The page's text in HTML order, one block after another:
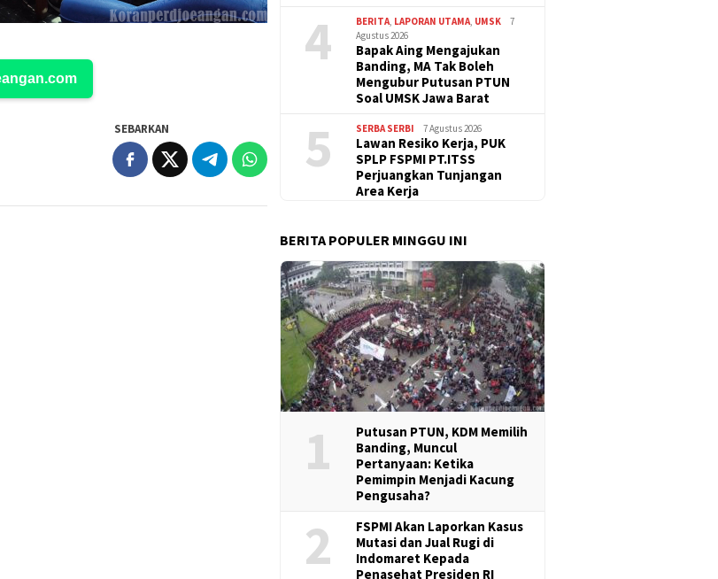
SEBARKAN
4 BERITA LAPORAN UTAMA UMSK
7
Agustus 2026
Bapak Aing Mengajukan
Banding, MA Tak Boleh
Mengubur Putusan PTUN
Soal UMSK Jawa Barat
5 SERBA SERBI 7 Agustus 2026
Lawan Resiko Kerja, PUK
SPLP FSPMI PT.ITSS
Perjuangkan Tunjangan
Area Kerja
BERITA POPULER MINGGU INI
1
Putusan PTUN, KDM Memilih
Banding, Muncul
Pertanyaan: Ketika
Pemimpin Menjadi Kacung
Pengusaha?
2
FSPMI Akan Laporkan Kasus
Mutasi dan Jual Rugi di
Indomaret Kepada
Penasehat Presiden RI